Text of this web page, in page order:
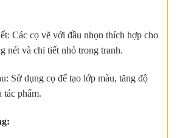
Các cọ vẽ với đầu nhọn thích hợp cho
nét và chi tiết nhỏ trong tranh.
Sử dụng cọ để tạo lớp màu, tăng độ
tác phẩm.